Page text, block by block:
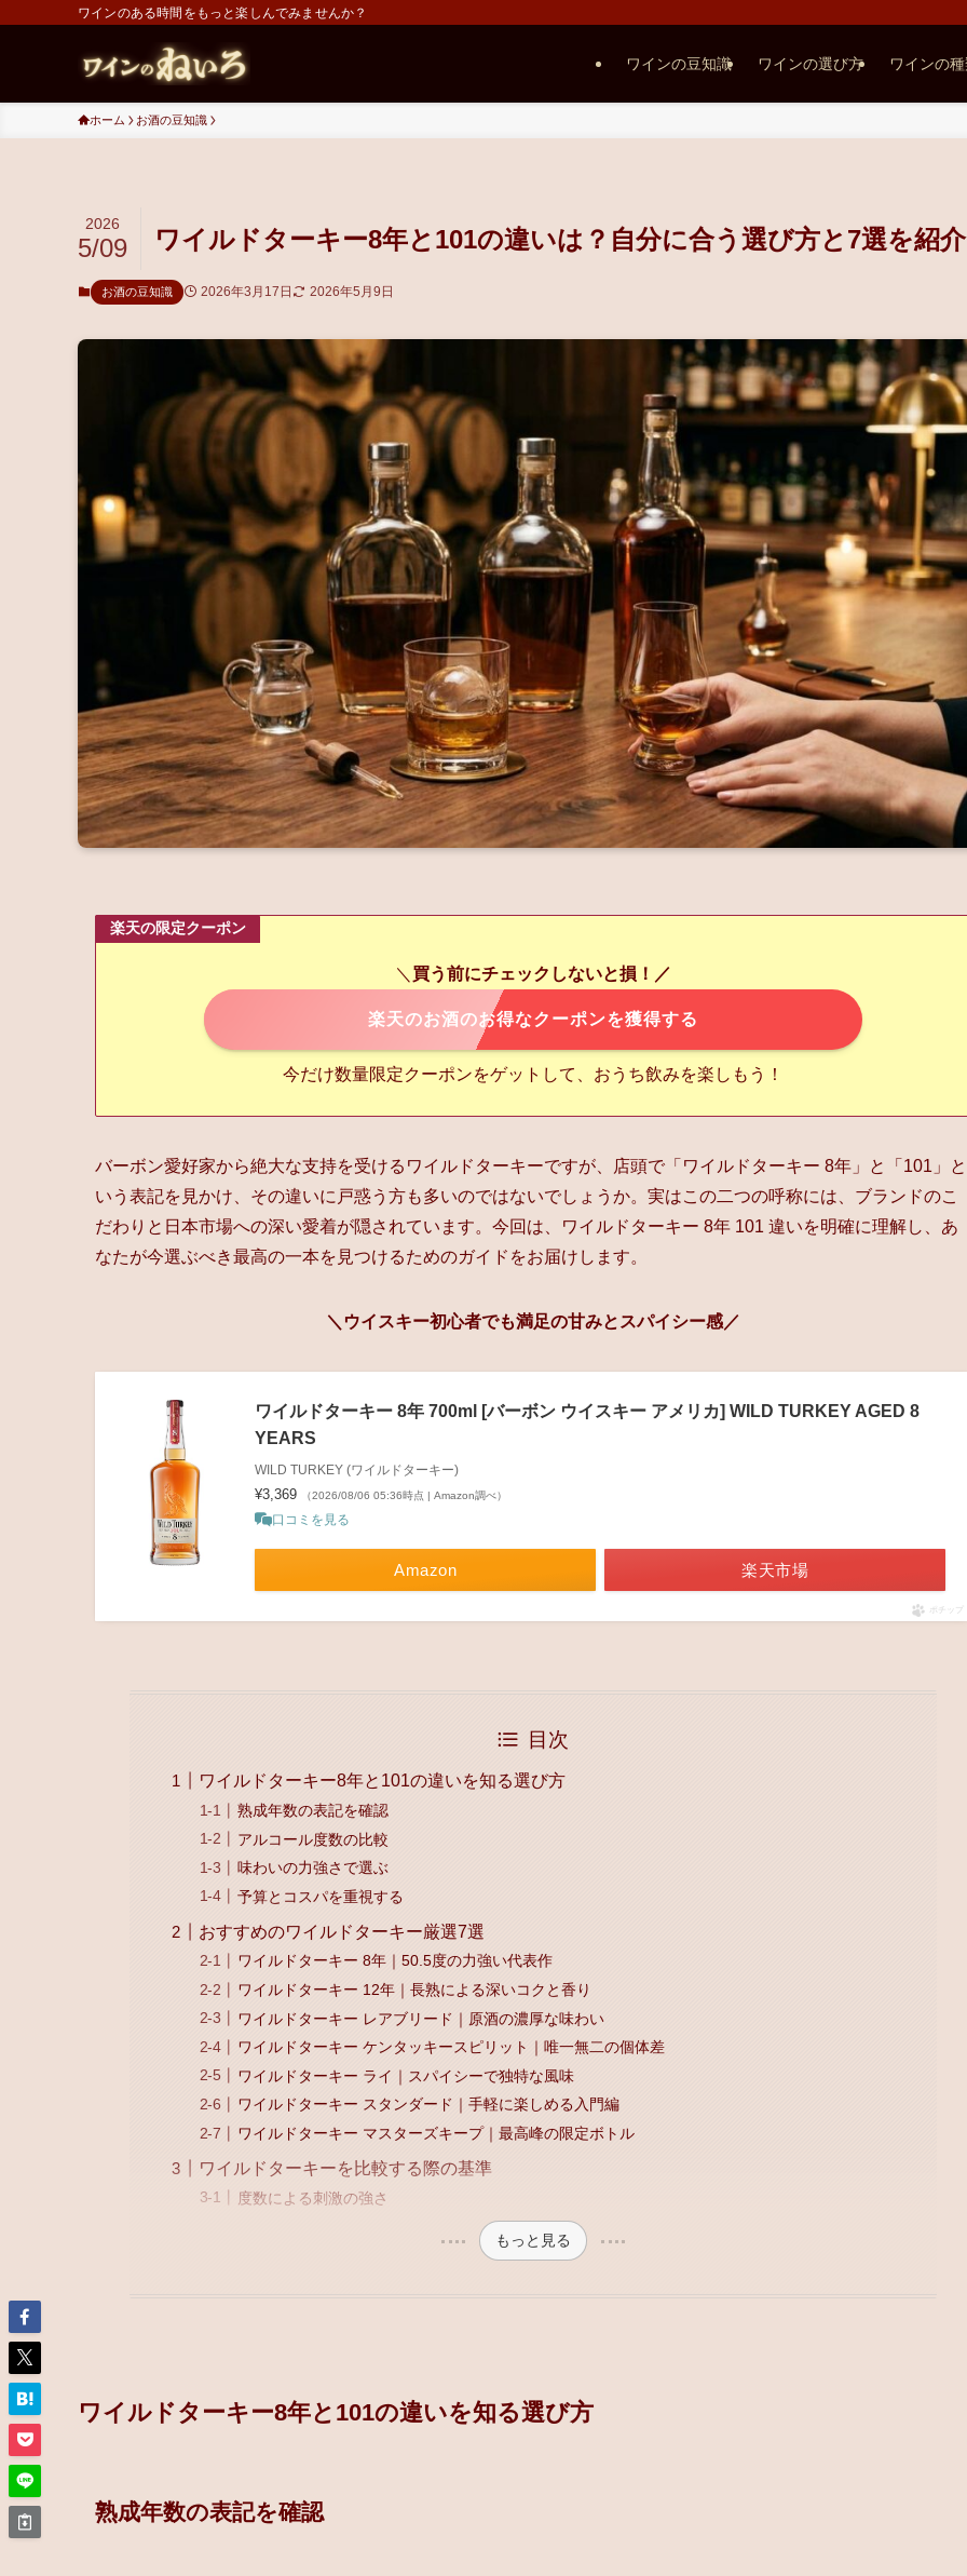
ワインのある時間をもっと楽しんでみませんか？
ワインの豆知識 ワインの選び方 ワインの
ホーム お酒の豆知識
ワイルドターキー8年と101の違いは？自分に合う選び方と7選を紹介
2026
5/09
お酒の豆知識 2026年3月17日 2026年5月9日
楽天の限定クーポン
＼ 買う前にチェックしないと損！／
楽天のお酒のお得なクーポンを獲得する
今だけ数量限定クーポンをゲットして、おうち飲みを楽しもう！
バーボン愛好家から絶大な支持を受けるワイルドターキーですが、店頭で「ワイルドターキー 8年」と「101」と
いう表記を見かけ、その違いに戸惑う方も多いのではないでしょうか。実はこの二つの呼称には、ブランドのこ
だわりと日本市場への深い愛着が隠されています。今回は、ワイルドターキー 8年 101 違いを明確に理解し、あ
なたが今選ぶべき最高の一本を見つけるためのガイドをお届けします。
＼ウイスキー初心者でも満足の甘みとスパイシー感／
ワイルドターキー 8年 700ml [バーボン ウイスキー アメリカ] WILD TURKEY AGED 8
YEARS
WILD TURKEY (ワイルドターキー)
¥3,369 （2026/08/06 05:36時点 | Amazon調べ）
口コミを見る
Amazon 楽天市場
ポチップ
目次
ワイルドターキー8年と101の違いを知る選び方
熟成年数の表記を確認
アルコール度数の比較
味わいの力強さで選ぶ
予算とコスパを重視する
おすすめのワイルドターキー厳選7選
ワイルドターキー 8年｜50.5度の力強い代表作
ワイルドターキー 12年｜長熟による深いコクと香り
ワイルドターキー レアブリード｜原酒の濃厚な味わい
ワイルドターキー ケンタッキースピリット｜唯一無二の個体差
ワイルドターキー ライ｜スパイシーで独特な風味
ワイルドターキー スタンダード｜手軽に楽しめる入門編
ワイルドターキー マスターズキープ｜最高峰の限定ボトル
ワイルドターキーを比較する際の基準
度数による刺激の強さ
もっと見る
ワイルドターキー8年と101の違いを知る選び方
熟成年数の表記を確認